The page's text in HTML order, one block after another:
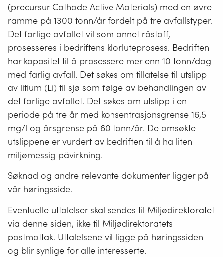
(precursur Cathode Active Materials) med en øvre
ramme på 1300 tonn/år fordelt på tre avfallstyper.
Det farlige avfallet vil som annet råstoff,
prosesseres i bedriftens klorluteprosess. Bedriften
har kapasitet til å prosessere mer enn 10 tonn/dag
med farlig avfall. Det søkes om tillatelse til utslipp
av litium (Li) til sjø som følge av behandlingen av
det farlige avfallet. Det søkes om utslipp i en
periode på tre år med konsentrasjonsgrense 16,5
mg/l og årsgrense på 60 tonn/år. De omsøkte
utslippene er vurdert av bedriften til å ha liten
miljømessig påvirkning.
Søknad og andre relevante dokumenter ligger på
vår høringsside.
Eventuelle uttalelser skal sendes til Miljødirektoratet
via denne siden, ikke til Miljødirektoratets
postmottak. Uttalelsene vil ligge på høringssiden
og blir synlige for alle interesserte.